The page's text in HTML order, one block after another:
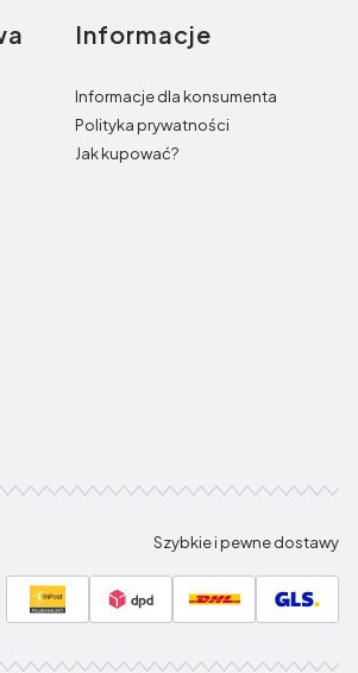
Informacje
Informacje dla konsumenta
Polityka prywatności
Jak kupować?
Szybkie i pewne dostawy